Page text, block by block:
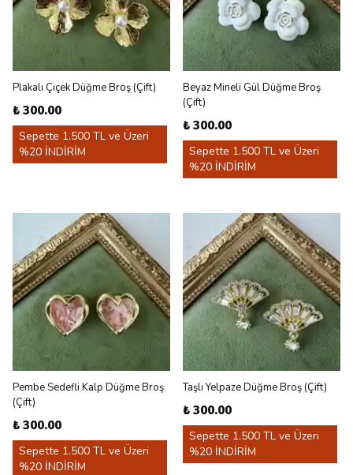
Plakalı Çiçek Düğme Broş (Çift)
₺ 300.00
Sepette 1.500 TL ve Üzeri
%20 İNDİRİM
Beyaz Mineli Gül Düğme Broş
(Çift)
₺ 300.00
Sepette 1.500 TL ve Üzeri
%20 İNDİRİM
Pembe Sedefli Kalp Düğme Broş
(Çift)
₺ 300.00
Sepette 1.500 TL ve Üzeri
%20 İNDİRİM
Taşlı Yelpaze Düğme Broş (Çift)
₺ 300.00
Sepette 1.500 TL ve Üzeri
%20 İNDİRİM